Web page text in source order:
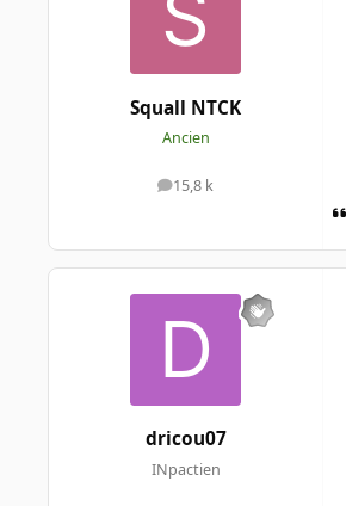
Squall NTCK
Ancien
15,8 k
messages
dricou07
INpactien